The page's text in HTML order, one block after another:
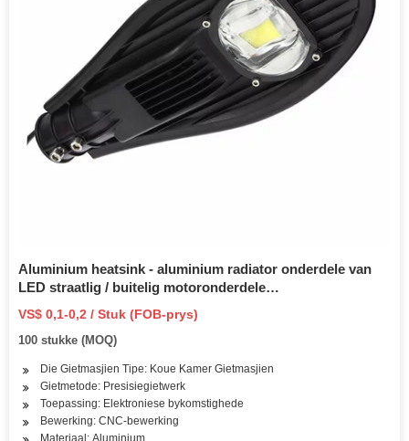
Aluminium heatsink - aluminium radiator onderdele van
LED straatlig / buitelig motoronderdele
Rekenaaronderdele Motorfietsonderdele motoronderdele
VS$ 0,1-0,2 / Stuk (FOB-prys)
100 stukke (MOQ)
Die Gietmasjien Tipe: Koue Kamer Gietmasjien
Gietmetode: Presisiegietwerk
Toepassing: Elektroniese bykomstighede
Bewerking: CNC-bewerking
Materiaal: Aluminium